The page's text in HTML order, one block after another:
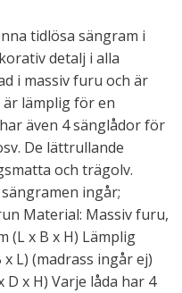
tidlösa sängram i
detalj i alla
i massiv furu och är
är lämplig för en
även 4 sänglådor för
De lättrullande
och trägolv.
ingår;
Material: Massiv furu,
(L x B x H) Lämplig
L) (madrass ingår ej)
D x H) Varje låda har 4